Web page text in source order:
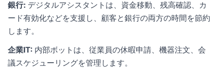
銀行: デジタルアシスタントは、資金移動、残高確認、カ
ード有効化などを支援し、顧客と銀行の両方の時間を節約
します。
企業IT: 内部ボットは、従業員の休暇申請、機器注文、会
議スケジューリングを管理します。